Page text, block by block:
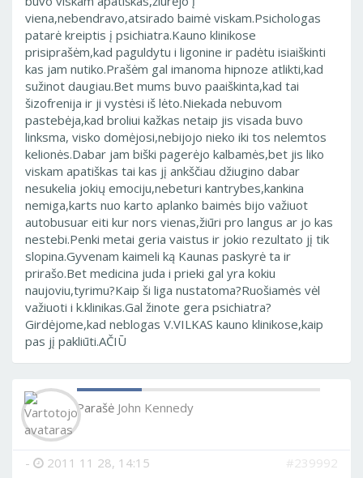
viena,nebendravo,atsirado baimė viskam.Psichologas
patarė kreiptis į psichiatra.Kauno klinikose
prisiprašėm,kad paguldytu i ligonine ir padėtu isiaiškinti
kas jam nutiko.Prašėm gal imanoma hipnoze atlikti,kad
sužinot daugiau.Bet mums buvo paaiškinta,kad tai
šizofrenija ir ji vystėsi iš lėto.Niekada nebuvom
pastebėja,kad broliui kažkas netaip jis visada buvo
linksma, visko domėjosi,nebijojo nieko iki tos nelemtos
kelionės.Dabar jam biški pagerėjo kalbamės,bet jis liko
viskam apatiškas tai kas jį ankščiau džiugino dabar
nesukelia jokių emociju,nebeturi kantrybes,kankina
nemiga,karts nuo karto aplanko baimės bijo važiuot
autobusuar eiti kur nors vienas,žiūri pro langus ar jo kas
nestebi.Penki metai geria vaistus ir jokio rezultato jį tik
slopina.Gyvenam kaimeli ką Kaunas paskyrė ta ir
prirašo.Bet medicina juda i prieki gal yra kokiu
naujoviu,tyrimu?Kaip ši liga nustatoma?Ruošiamės vėl
važiuoti i k.klinikas.Gal žinote gera psichiatra?
Girdėjome,kad neblogas V.VILKAS kauno klinikose,kaip
pas jį pakliūti.AČIŪ
Parašė John Kennedy
- 2011 11 28, 14:15
#239992